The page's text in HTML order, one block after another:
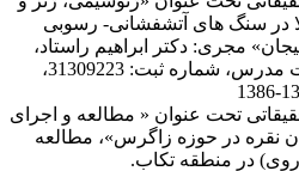
در سنگ های آتشفشانی- رسوبی
مجری: دکتر ابراهيم راستاد،
سازمان مجری: دانشگاه تربيت مدرس، شماره ثبت: 31309223،
تحت عنوان « مطالعه و اجرای
نقره در حوزه زاگرس»، مطالعه
در منطقه تکاب.